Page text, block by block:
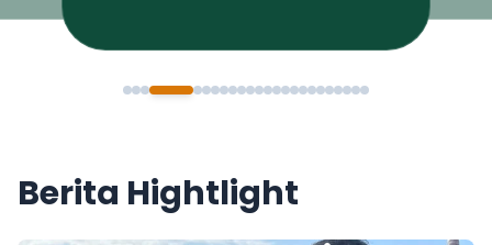
Berita Hightlight